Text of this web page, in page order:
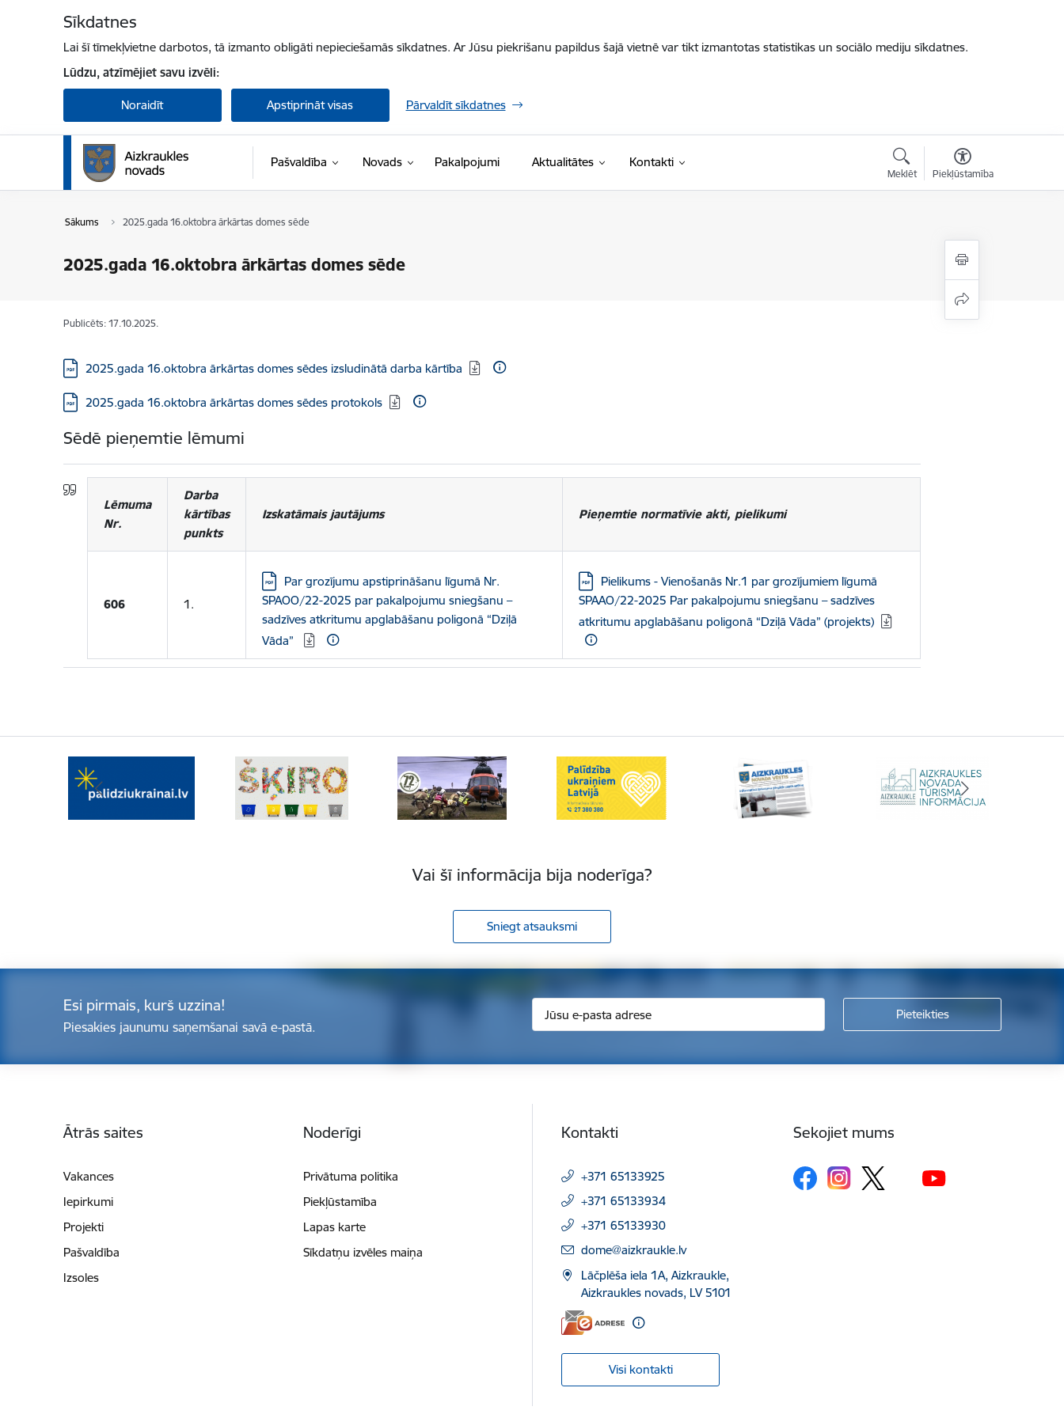
Sīkdatnes
Lai šī tīmekļvietne darbotos, tā izmanto obligāti nepieciešamās sīkdatnes. Ar Jūsu piekrišanu papildus šajā vietnē var tikt izmantotas statistikas un sociālo mediju sīkdatnes.
Lūdzu, atzīmējiet savu izvēli:
Noraidīt Apstiprināt visas Pārvaldīt sīkdatnes
Pašvaldība Novads Pakalpojumi Aktualitātes Kontakti
Meklēt Piekļūstamība
Sākums 2025.gada 16.oktobra ārkārtas domes sēde
2025.gada 16.oktobra ārkārtas domes sēde
Publicēts: 17.10.2025.
Lejupielādēt:
2025.gada 16.oktobra ārkārtas domes sēdes izsludinātā darba kārtība
Lejupielādēt:
2025.gada 16.oktobra ārkārtas domes sēdes protokols
Sēdē pieņemtie lēmumi
Lēmuma
Nr.
Darba
kārtības
punkts
Izskatāmais jautājums Pieņemtie normatīvie akti, pielikumi
606 1.
Lejupielādēt:
Par grozījumu apstiprināšanu līgumā Nr.
SPAOO/22-2025 par pakalpojumu sniegšanu –
sadzīves atkritumu apglabāšanu poligonā “Dziļā
Vāda”
Lejupielādēt:
Pielikums - Vienošanās Nr.1 par grozījumiem līgumā
SPAAO/22-2025 Par pakalpojumu sniegšanu – sadzīves
atkritumu apglabāšanu poligonā “Dziļā Vāda” (projekts)
Vai šī informācija bija noderīga?
Sniegt atsauksmi
Esi pirmais, kurš uzzina!
Piesakies jaunumu saņemšanai savā e-pastā.
Ātrās saites
Vakances
Iepirkumi
Projekti
Pašvaldība
Izsoles
Noderīgi
Privātuma politika
Piekļūstamība
Lapas karte
Sīkdatņu izvēles maiņa
Kontakti
+371 65133925
+371 65133934
+371 65133930
E-pasts:
dome@aizkraukle.lv
Lāčplēša iela 1A, Aizkraukle,
Aizkraukles novads, LV 5101
Visi kontakti
Sekojiet mums